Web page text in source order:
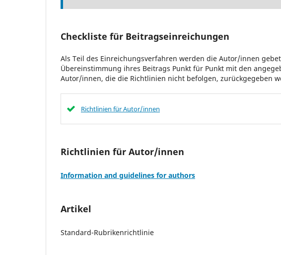
Checkliste für Beitragseinreichungen
Als Teil des Einreichungsverfahren werden die Autor/innen
Übereinstimmung ihres Beitrags Punkt für Punkt mit den
Autor/innen, die die Richtlinien nicht befolgen, zurückgegeben
Richtlinien für Autor/innen
Richtlinien für Autor/innen
Information and guidelines for authors
Artikel
Standard-Rubrikenrichtlinie